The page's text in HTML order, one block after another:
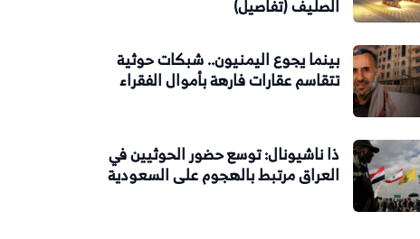
الصليف (تفاصيل)
بينما يجوع اليمنيون.. شبكات حوثية
تتقاسم عقارات فارهة بأموال الفقراء
ذا ناشيونال: توسع حضور الحوثيين في
العراق مرتبط بالهجوم على السعودية